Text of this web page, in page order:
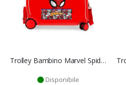
Trolley Bambino Marvel Spider-Man 50 cm Valigia ABS 34L 4 Ruote
Disponibile